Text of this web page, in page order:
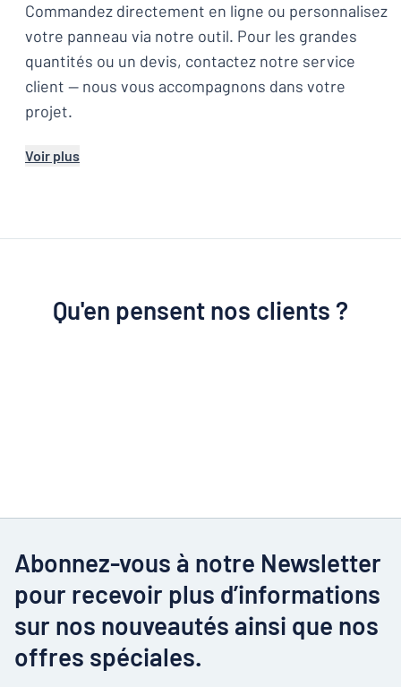
Commandez directement en ligne ou personnalisez
votre panneau via notre outil. Pour les grandes
quantités ou un devis, contactez notre service
client — nous vous accompagnons dans votre
projet.
Voir plus
Qu'en pensent nos clients ?
Abonnez-vous à notre Newsletter
pour recevoir plus d’informations
sur nos nouveautés ainsi que nos
offres spéciales.